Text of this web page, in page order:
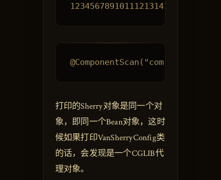
打印的Sherry对象是同一个对
象，即同一个Bean对象，这时
候如果打印VanSherryConfig类
的话，会发现是一个CGLIB代
理对象。